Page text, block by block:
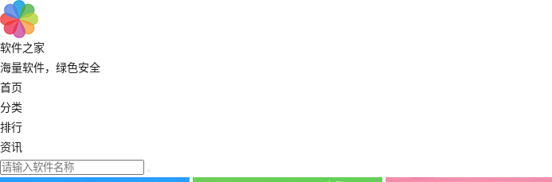
软件之家
海量软件，绿色安全
首页
分类
排行
资讯